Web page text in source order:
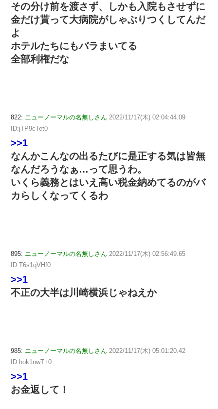
その分け前を渡さず、しかも入院もさせずに
金だけ貰って大病院がしゃぶりつくしてんだ
よ
ホテルたちにもバラまいてる
全部利権だな
822: ニューノーマルの名無しさん 2022/11/17(木) 02:04:44.09
ID:jTP9cTet0
>>1
なんかこんなの出るたびに是正する気は皆無
なんだろうなぁ…って思うわ。
いくら義務とはいえ高い税金納めてるのがバ
カらしくなってくるわ
895: ニューノーマルの名無しさん 2022/11/17(木) 02:56:49.65
ID:T6s1qVHf0
>>1
不正の大半は川崎横浜じゃねえか
985: ニューノーマルの名無しさん 2022/11/17(木) 05:01:20.42
ID:hok1nwT+0
>>1
お金返して！